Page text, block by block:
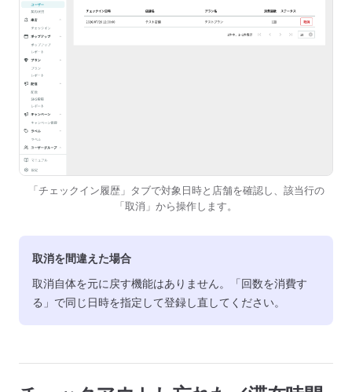
「チェックイン履歴」タブで対象日時と店舗を確認し、該当行の
「取消」から操作します。
取消を間違えた場合
取消自体を元に戻す機能はありません。「回数を消費す
る」で同じ日時を指定して登録し直してください。